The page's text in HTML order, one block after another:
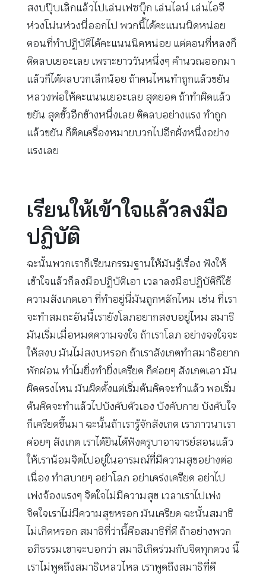
สงบปุ๊บเลิกแล้วไปเล่นเฟซบุ๊ก เล่นไลน์ เล่นไอจี
ห่วงโน่นห่วงนี่ออกไป พวกนี้ได้คะแนนนิดหน่อย
ตอนที่ทำปฏิบัติได้คะแนนนิดหน่อย แต่ตอนที่หลงก็
ติดลบเยอะเลย เพราะยาววันหนึ่งๆ คำนวณออกมา
แล้วก็ได้ผลบวกเล็กน้อย ถ้าคนไหนทำถูกแล้วขยัน
หลวงพ่อให้คะแนนเยอะเลย สุดยอด ถ้าทำผิดแล้ว
ขยัน สุดขั้วอีกข้างหนึ่งเลย ติดลบอย่างแรง ทำถูก
แล้วขยัน ก็ติดเครื่องหมายบวกไปอีกฝั่งหนึ่งอย่าง
แรงเลย
เรียนให้เข้าใจแล้วลงมือ
ปฏิบัติ
ฉะนั้นพวกเราก็เรียนกรรมฐานให้มันรู้เรื่อง ฟังให้
เข้าใจแล้วก็ลงมือปฏิบัติเอา เวลาลงมือปฏิบัติก็ใช้
ความสังเกตเอา ที่ทำอยู่นี่มันถูกหลักไหม เช่น ที่เรา
จะทำสมถะอันนี้เรายังโลภอยากสงบอยู่ไหม สมาธิ
มันเริ่มเมื่อหมดความจงใจ ถ้าเราโลภ อย่างจงใจจะ
ให้สงบ มันไม่สงบหรอก ถ้าเราสังเกตทำสมาธิอยาก
พักผ่อน ทำไมยิ่งทำยิ่งเครียด ก็ค่อยๆ สังเกตเอา มัน
ผิดตรงไหน มันผิดตั้งแต่เริ่มต้นคิดจะทำแล้ว พอเริ่ม
ต้นคิดจะทำแล้วไปบังคับตัวเอง บังคับกาย บังคับใจ
ก็เครียดขึ้นมา ฉะนั้นถ้าเรารู้จักสังเกต เราภาวนาเรา
ค่อยๆ สังเกต เราได้ยินได้ฟังครูบาอาจารย์สอนแล้ว
ให้เราน้อมจิตไปอยู่ในอารมณ์ที่มีความสุขอย่างต่อ
เนื่อง ทำสบายๆ อย่าโลภ อย่าเคร่งเครียด อย่าไป
เพ่งจ้องแรงๆ จิตใจไม่มีความสุข เวลาเราไปเพ่ง
จิตใจเราไม่มีความสุขหรอก มันเครียด ฉะนั้นสมาธิ
ไม่เกิดหรอก สมาธิที่ว่านี้คือสมาธิที่ดี ถ้าอย่างพวก
อภิธรรมเขาจะบอกว่า สมาธิเกิดร่วมกับจิตทุกดวง นี้
เราไม่พูดถึงสมาธิเหลวไหล เราพูดถึงสมาธิที่ดี